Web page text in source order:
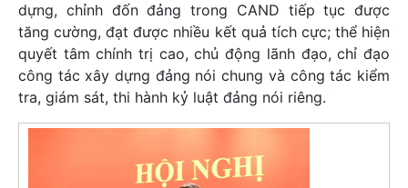
dựng, chỉnh đốn đảng trong CAND tiếp tục được
tăng cường, đạt được nhiều kết quả tích cực; thể hiện
quyết tâm chính trị cao, chủ động lãnh đạo, chỉ đạo
công tác xây dựng đảng nói chung và công tác kiểm
tra, giám sát, thi hành kỷ luật đảng nói riêng.